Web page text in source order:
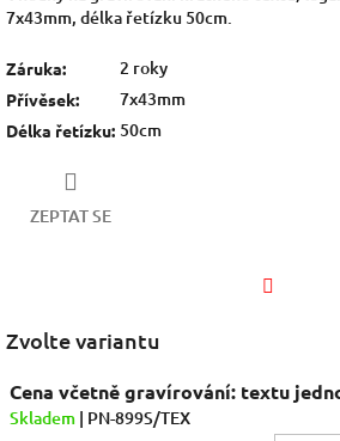
7x43mm, délka řetízku 50cm.
Záruka: 2 roky
Přívěsek: 7x43mm
Délka řetízku: 50cm
ZEPTAT SE
Zvolte variantu
Cena včetně gravírování: textu
Skladem | PN-899S/TEX